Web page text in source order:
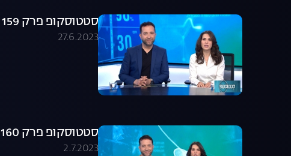
סטטוסקופ פרק 159
27.6.2023
סטטוסקופ פרק 160
2.7.2023